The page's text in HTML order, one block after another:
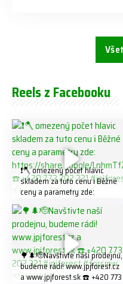
Reels z Facebooku
❗️🪓 omezený počet hlavic
skladem za tuto cenu ℹ️ Běžné
ceny a parametry zde:
K8W5t7i6o ☎️ +420 773 202
321 #jpjforest #forsmw
#firewood #
🌳🌲🫡Navštivte naší prodejnu,
budeme rádi! www.jpjforest.cz
a www.jpjforest.sk ☎️ +420 773